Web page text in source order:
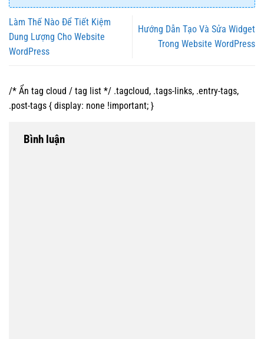
Làm Thế Nào Để Tiết Kiệm
Dung Lượng Cho Website
WordPress
Hướng Dẫn Tạo Và Sửa Widget
Trong Website WordPress
/* Ẩn tag cloud / tag list */ .tagcloud, .tags-links, .entry-tags,
.post-tags { display: none !important; }
Bình luận